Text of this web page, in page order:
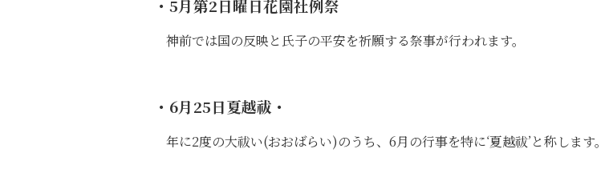
・5月第2日曜日花園社例祭
神前では国の反映と氏子の平安を祈願する祭事が行われます。
・6月25日夏越祓・
年に2度の大祓い(おおばらい)のうち、6月の行事を特に‘夏越祓’と称します。